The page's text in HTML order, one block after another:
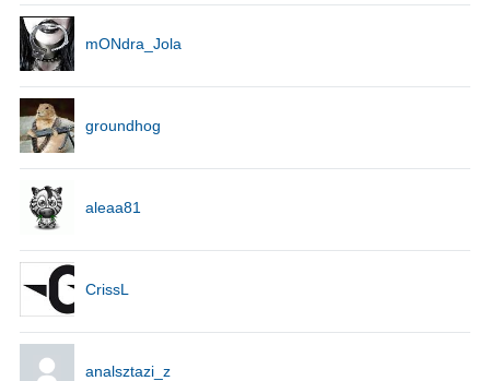
mONdra_Jola
groundhog
aleaa81
CrissL
analsztazi_z